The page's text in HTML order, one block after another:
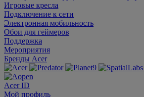
Игровые кресла
Подключение к сети
Электронная мобильность
Обои для геймеров
Поддержка
Мероприятия
Бренды Acer
Acer ID
Мой профиль